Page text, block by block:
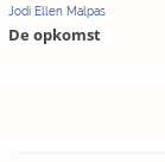
Jodi Ellen Malpas
De opkomst